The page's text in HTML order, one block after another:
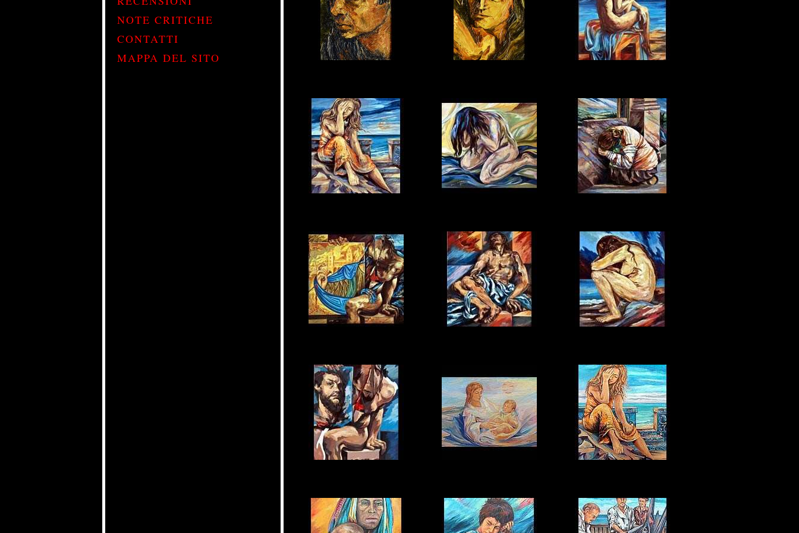
NOTE CRITICHE
CONTATTI
MAPPA DEL SITO